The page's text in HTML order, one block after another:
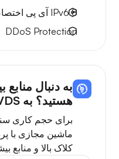
8 IPv6
آی پی
DDoS Protection
به دنبال
هستید؟ به VDS ارتقا دهید.
برای حجم کاری
کلاک بالا و منابع